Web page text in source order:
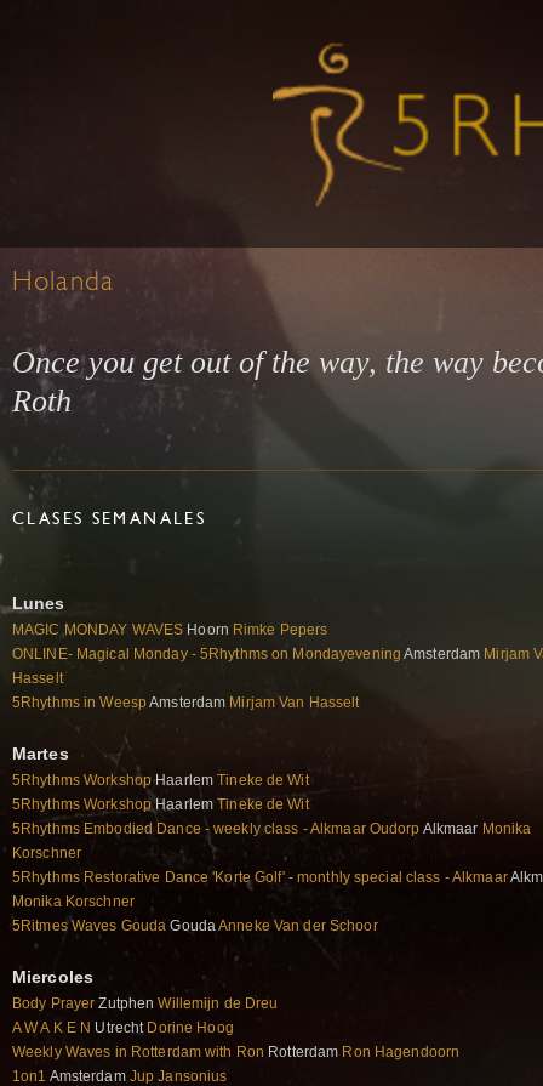
Holanda
Once you get out of the way, the way
Roth
CLASES SEMANALES
Lunes
MAGIC MONDAY WAVES Hoorn Rimke Pepers
ONLINE- Magical Monday - 5Rhythms on Mondayevening Amsterdam Mirjam
Hasselt
5Rhythms in WeespAmsterdam Mirjam Van Hasselt
Martes
5Rhythms WorkshopHaarlemTineke de Wit
5Rhythms WorkshopHaarlemTineke de Wit
5Rhythms Embodied Dance - weekly class - Alkmaar Oudorp Alkmaar Monika
Korschner
5Rhythms Restorative Dance 'Korte Golf' - monthly special class - Alkmaar
Monika Korschner
5Ritmes Waves Gouda GoudaAnneke Van der Schoor
Miercoles
Body Prayer ZutphenWillemijn de Dreu
A W A K E N Utrecht Dorine Hoog
Weekly Waves in Rotterdam with Ron Rotterdam Ron Hagendoorn
1on1 Amsterdam Jup Jansonius